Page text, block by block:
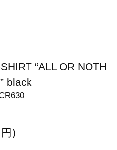
“ALL OR NOTH
black
)